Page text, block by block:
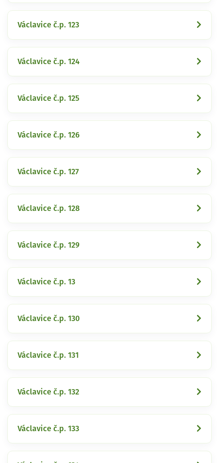
Václavice č.p. 123
Václavice č.p. 124
Václavice č.p. 125
Václavice č.p. 126
Václavice č.p. 127
Václavice č.p. 128
Václavice č.p. 129
Václavice č.p. 13
Václavice č.p. 130
Václavice č.p. 131
Václavice č.p. 132
Václavice č.p. 133